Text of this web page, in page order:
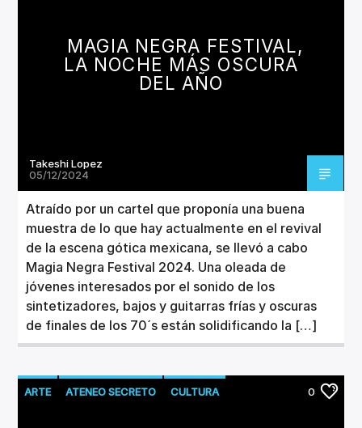
ARTISTA
Invencible Radio
MAGIA NEGRA FESTIVAL,
LA NOCHE MÁS OSCURA
DEL AÑO
Takeshi Lopez
05/12/2024
Atraído por un cartel que proponía una buena
muestra de lo que hay actualmente en el revival
de la escena gótica mexicana, se llevó a cabo
Magia Negra Festival 2024. Una oleada de
jóvenes interesados por el sonido de los
sintetizadores, bajos y guitarras frías y oscuras
de finales de los 70´s están solidificando la […]
ARTE ATENEO SECRETO CULTURA 0